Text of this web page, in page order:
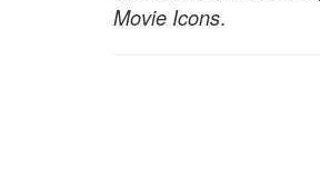
Movie Icons.